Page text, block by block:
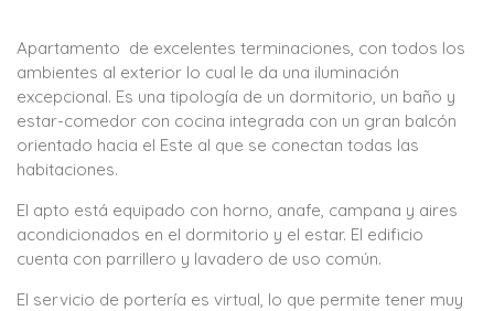
Apartamento de excelentes terminaciones, con todos los
ambientes al exterior lo cual le da una iluminación
excepcional. Es una tipología de un dormitorio, un baño y
estar-comedor con cocina integrada con un gran balcón
orientado hacia el Este al que se conectan todas las
habitaciones.
El apto está equipado con horno, anafe, campana y aires
acondicionados en el dormitorio y el estar. El edificio
cuenta con parrillero y lavadero de uso común.
El servicio de portería es virtual, lo que permite tener muy